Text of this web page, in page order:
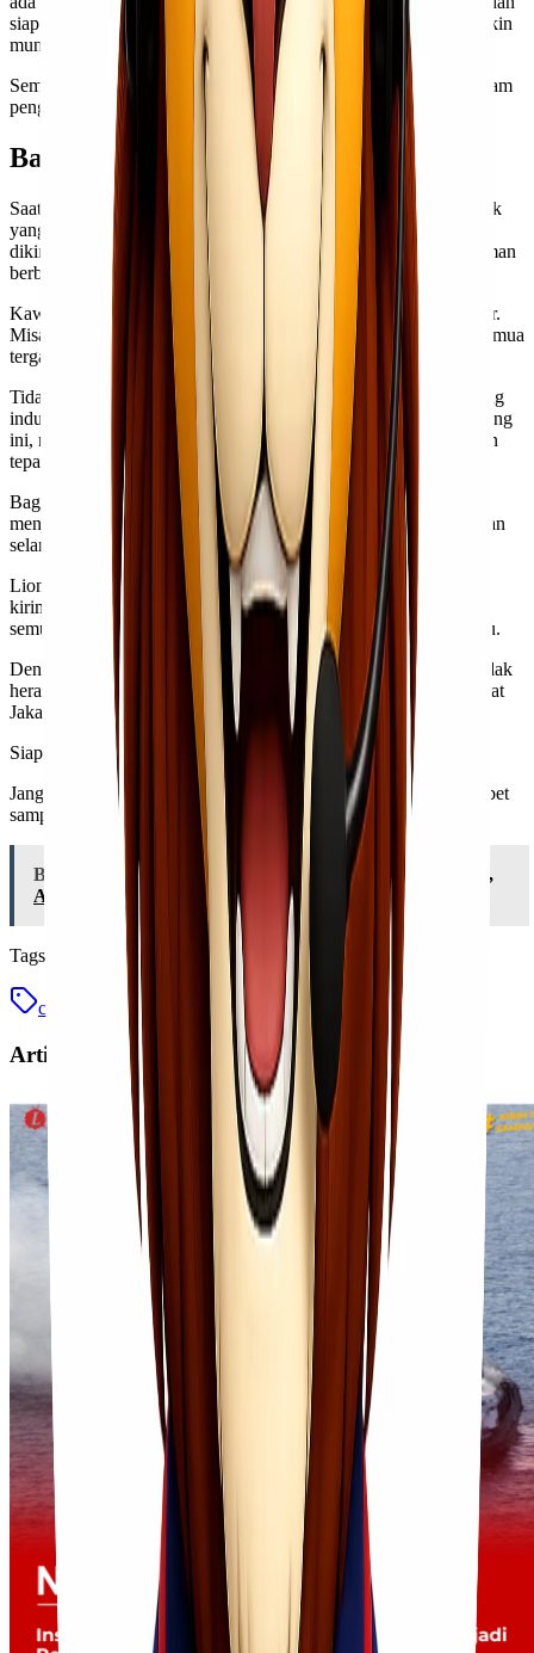
siap memberikan solusi terbaik untuk setiap kendala yang mungkin
muncul.
Semua ini membuat Lionel Express sebagai mitra terpercaya dalam
pengiriman barang menuju Kendari dari Jakarta.
Barang Apa Saja yang Bisa Dikirim?
Saat menggunakan layanan cargo murah Jakarta Kendari, banyak
yang bertanya-tanya tentang jenis barang apa saja yang dapat
dikirim. Lionel Express menawarkan fleksibilitas dalam pengiriman
berbagai macam barang.
Kawan Lio bisa mengirim dokumen penting maupun paket besar.
Misalnya, peralatan elektronik, pakaian, atau bahkan furnitur. Semua
tergantung pada kebutuhan Anda.
Tidak hanya itu, Lionel Express juga melayani pengiriman barang
industri seperti mesin dan alat berat. Dengan pengalaman di bidang
ini, mereka memahami cara menangani setiap tipe barang dengan
tepat.
Bagi bisnis kecil hingga menengah, pengiriman bahan baku pun
menjadi lebih mudah. Produk makanan kering juga diperbolehkan
selama memenuhi standar keamanan yang ditetapkan.
Lionel Express berkomitmen untuk menjaga keselamatan setiap
kiriman Kawan Lio. Tim profesional akan memastikan bahwa
semua barang tiba di tujuan dengan kondisi baik dan tepat waktu.
Dengan begitu banyak pilihan jenis barang yang bisa dikirim, tidak
heran jika layanan cargo murah semakin diminati oleh masyarakat
Jakarta menuju Kendari.
Siap untuk kirim cargo murah Jakarta Kendari?
Jangan lupa kirim barang dengan Lionel Express, kirim tanpa ribet
sampai lebih cepat!
Baca Juga:
Cargo Murah dari Jakarta Tujuan Kendari,
Aman dan Cepat!
Tags
cargo cargo murah jasa cargo jasa cargo murah
Artikel Terkait